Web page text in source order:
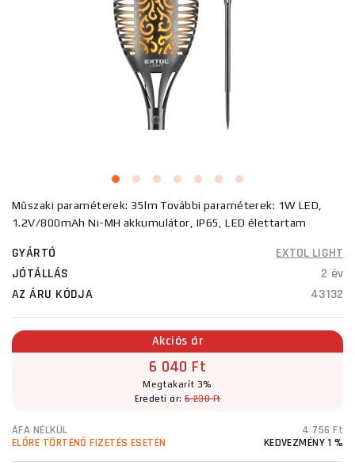
Műszaki paraméterek: 35lm További paraméterek: 1W LED,
1.2V/800mAh Ni-MH akkumulátor, IP65, LED élettartam
GYÁRTÓ
EXTOL LIGHT
JÓTÁLLÁS
2 év
AZ ÁRU KÓDJA
43132
Akciós ár
6 040 Ft
Megtakarít 3%
Eredeti ár:6 230 Ft
ÁFA NÉLKÜL
4 756 Ft
ELŐRE TÖRTÉNŐ FIZETÉS ESETÉN
KEDVEZMÉNY 1 %